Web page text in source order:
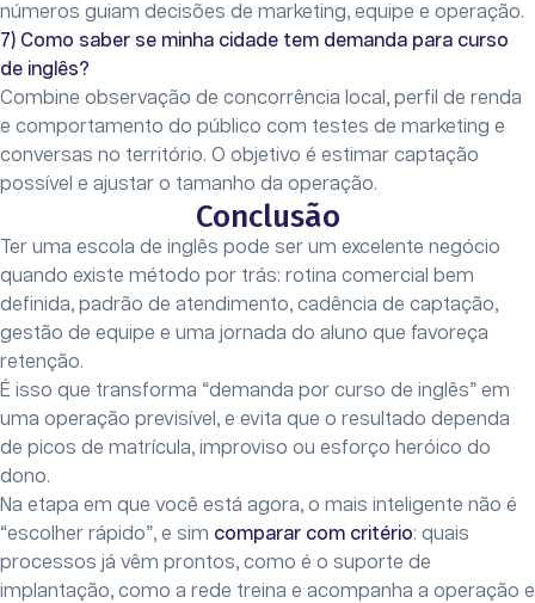
números guiam decisões de marketing, equipe e operação.
7) Como saber se minha cidade tem demanda para curso
de inglês?
Combine observação de concorrência local, perfil de renda
e comportamento do público com testes de marketing e
conversas no território. O objetivo é estimar captação
possível e ajustar o tamanho da operação.
Conclusão
Ter uma escola de inglês pode ser um excelente negócio
quando existe método por trás: rotina comercial bem
definida, padrão de atendimento, cadência de captação,
gestão de equipe e uma jornada do aluno que favoreça
retenção.
É isso que transforma “demanda por curso de inglês” em
uma operação previsível, e evita que o resultado dependa
de picos de matrícula, improviso ou esforço heróico do
dono.
Na etapa em que você está agora, o mais inteligente não é
“escolher rápido”, e sim comparar com critério: quais
processos já vêm prontos, como é o suporte de
implantação, como a rede treina e acompanha a operação e